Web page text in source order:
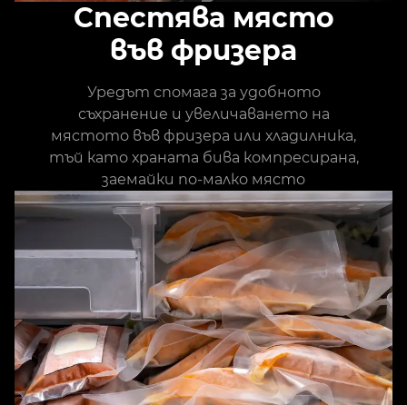
Спестява място
във фризера
Уредът спомага за удобното
съхранение и увеличаването на
мястото във фризера или хладилника,
тъй като храната бива компресирана,
заемайки по-малко място